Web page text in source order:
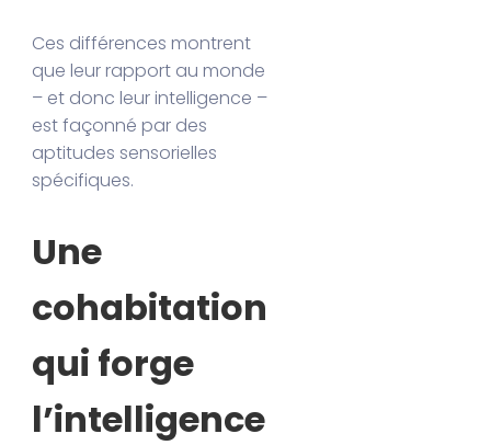
Ces différences montrent
que leur rapport au monde
– et donc leur intelligence –
est façonné par des
aptitudes sensorielles
spécifiques.
Une
cohabitation
qui forge
l’intelligence